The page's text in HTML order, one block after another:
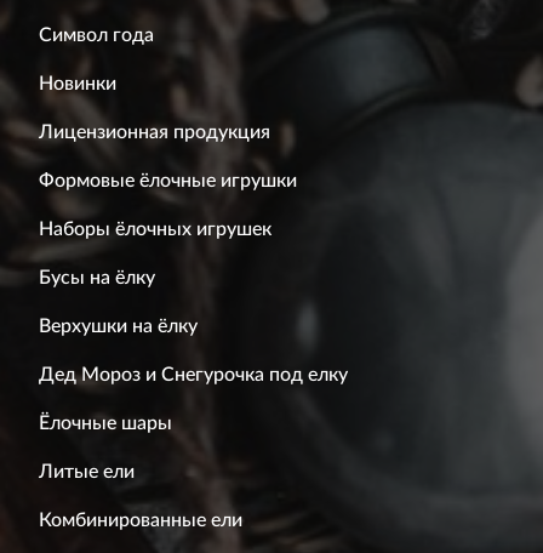
Символ года
Новинки
Лицензионная продукция
Формовые ёлочные игрушки
Наборы ёлочных игрушек
Бусы на ёлку
Верхушки на ёлку
Дед Мороз и Снегурочка под елку
Ёлочные шары
Литые ели
Комбинированные ели